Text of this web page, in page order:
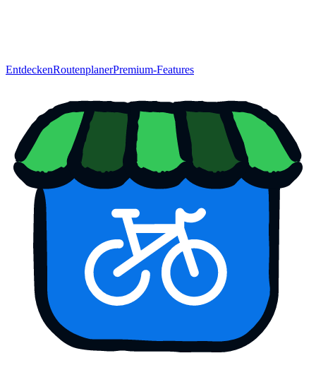
EntdeckenRoutenplanerPremium-Features